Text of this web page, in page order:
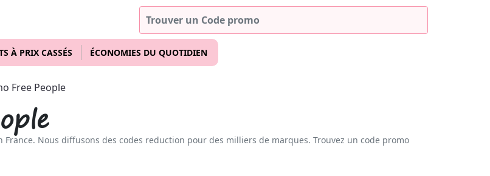
À PRIX CASSÉS ÉCONOMIES DU QUOTIDIEN
Free People
Nous diffusons des codes reduction pour des milliers de marques. Trouvez un code promo